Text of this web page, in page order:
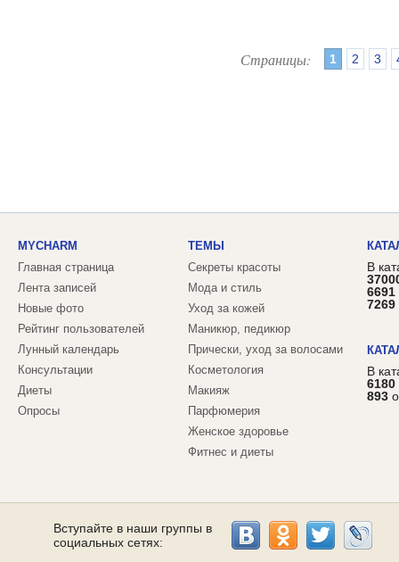
Страницы: 1 2 3
MYCHARM
Главная страница
Лента записей
Новые фото
Рейтинг пользователей
Лунный календарь
Консультации
Диеты
Опросы
ТЕМЫ
Секреты красоты
Мода и стиль
Уход за кожей
Маникюр, педикюр
Прически, уход за волосами
Косметология
Макияж
Парфюмерия
Женское здоровье
Фитнес и диеты
В
6691
7269
В
6180
893
Вступайте в наши группы в
социальных сетях: